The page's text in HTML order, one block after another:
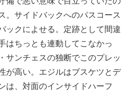
。サイドバックへのパスコース
ックによせる。定跡として間違
はちっとも連動してこなかっ
サンチェスの独断でこのプレッ
が高い。エジルはブスケツとデ
は、対面のインサイドハーフ